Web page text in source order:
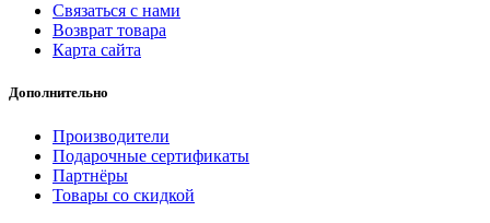
Связаться с нами
Возврат товара
Карта сайта
Дополнительно
Производители
Подарочные сертификаты
Партнёры
Товары со скидкой